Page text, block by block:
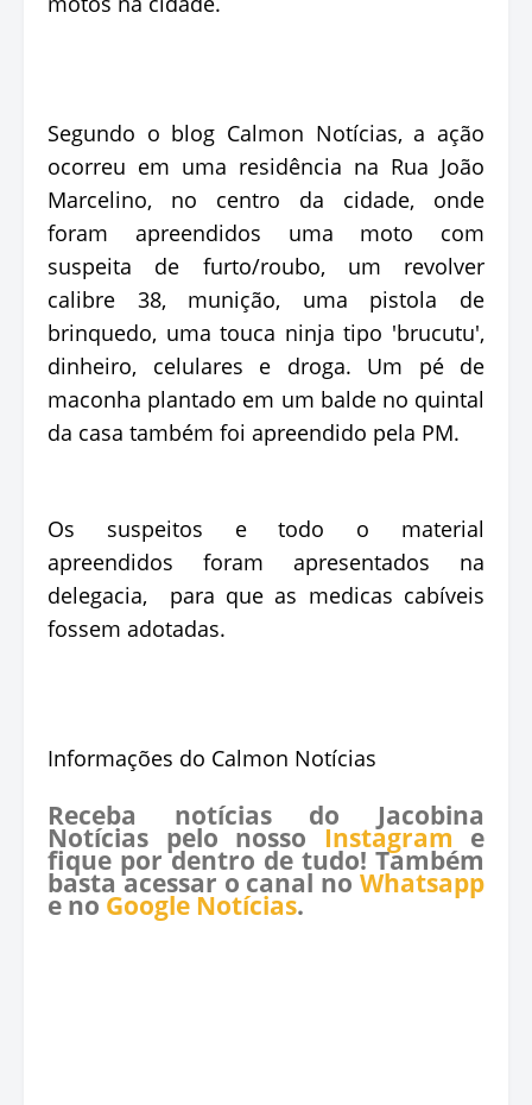
Segundo o blog Calmon Notícias, a ação
ocorreu em uma residência na Rua João
Marcelino, no centro da cidade, onde
foram apreendidos uma moto com
suspeita de furto/roubo, um revolver
calibre 38, munição, uma pistola de
brinquedo, uma touca ninja tipo 'brucutu',
dinheiro, celulares e droga. Um pé de
maconha plantado em um balde no quintal
da casa também foi apreendido pela PM.
Os suspeitos e todo o material
apreendidos foram apresentados na
delegacia, para que as medicas cabíveis
fossem adotadas.
Informações do Calmon Notícias
Receba notícias do Jacobina
Notícias pelo nosso Instagram e
fique por dentro de tudo! Também
basta acessar o canal no Whatsapp
e no Google Notícias.